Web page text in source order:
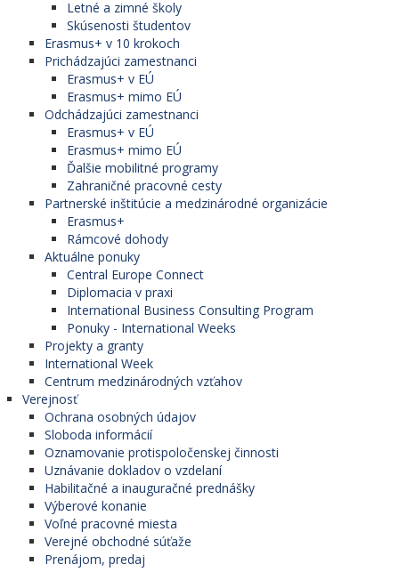
Letné a zimné školy
Skúsenosti študentov
Erasmus+ v 10 krokoch
Prichádzajúci zamestnanci
Erasmus+ v EÚ
Erasmus+ mimo EÚ
Odchádzajúci zamestnanci
Erasmus+ v EÚ
Erasmus+ mimo EÚ
Ďalšie mobilitné programy
Zahraničné pracovné cesty
Partnerské inštitúcie a medzinárodné organizácie
Erasmus+
Rámcové dohody
Aktuálne ponuky
Central Europe Connect
Diplomacia v praxi
International Business Consulting Program
Ponuky - International Weeks
Projekty a granty
International Week
Centrum medzinárodných vzťahov
Verejnosť
Ochrana osobných údajov
Sloboda informácií
Oznamovanie protispoločenskej činnosti
Uznávanie dokladov o vzdelaní
Habilitačné a inauguračné prednášky
Výberové konanie
Voľné pracovné miesta
Verejné obchodné súťaže
Prenájom, predaj